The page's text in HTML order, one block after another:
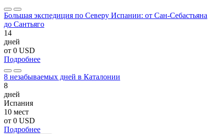
Большая экспедиция по Северу Испании: от Сан-Себастьяна
до Сантьяго
14
дней
от 0 USD
Подробнее
8 незабываемых дней в Каталонии
8
дней
Испания
10 мест
от 0 USD
Подробнее